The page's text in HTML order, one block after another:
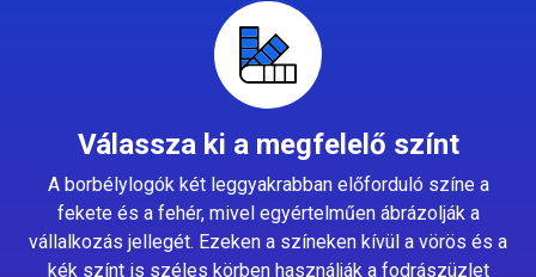
Válassza ki a megfelelő színt
A borbélylogók két leggyakrabban előforduló színe a
fekete és a fehér, mivel egyértelműen ábrázolják a
vállalkozás jellegét. Ezeken a színeken kívül a vörös és a
kék színt is széles körben használják a fodrászüzlet